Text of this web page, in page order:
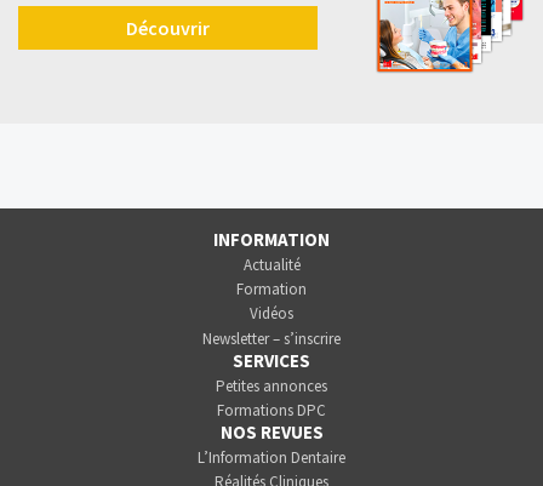
Découvrir
INFORMATION
Actualité
Formation
Vidéos
Newsletter – s’inscrire
SERVICES
Petites annonces
Formations DPC
NOS REVUES
L’Information Dentaire